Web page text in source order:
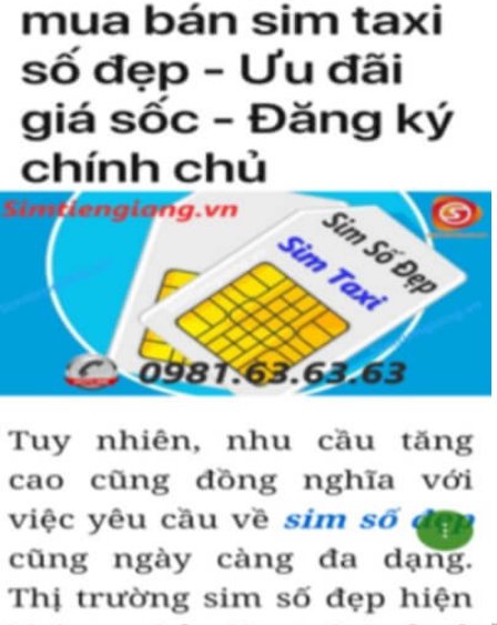
Tại sao nên sở hữu sim ngũ quý 5?
Sim ngũ quý 5 được nhiều người quan tâm vì con số 5 được
coi là số của Phúc, của Vàng, của Vua nên được nhiều người
yêu thích và chọn lựa.
Vì vậy
sim số đẹpđuôi 55555thể hiện được ước vọng về sự
hoà hợp, bình an, sinh sôi, làm việc gì cũng thuận lợi và tiến
đến vị trí cao nhất. Số 5 là con số của đời người, thể hiện sự
bình yên, hạnh phúc.
+ Khi nhìn vào số
sim ngũ quý 5
của bạn, người ta sẽ biết được bạn
là người cẩn thận, là người có địa vị và thành công trong cuộc
sống.
+ Khi sử dụng
sim số đẹp đuôi 55555để kinh doanh, làm ăn sẽ tạo
dựng được niềm tin, sự tin tưởng với đối tác,…
+ Sử dụngsim ngũ quý 5cũng giúp bạn tự tin hơn trong cuộc
sống, với các mối quan hệ xã hội khác.
Những phân tích chuyên sâu về ý nghĩa của dòng
sim ngũ
quý 5 xét theo nhiều khía cạch, đã đủ trả lời cho câu hỏi “Lý
do nên sở hữu sim ngũ quý 5 này
, Có thể khẳng định, đây là
dòng sim số đẹp được khuyên dùng cho giới làm ăn, kinh
doanh, dân công chức, văn phòng thậm chí là các doanh
nhân thành đạt.
Hướng dẫn mua Sim Ngũ Quý 5 tại